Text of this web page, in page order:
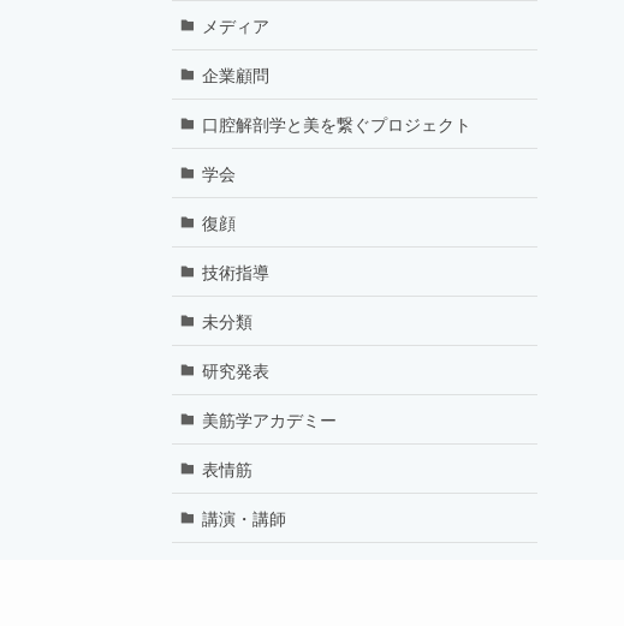
メディア
企業顧問
口腔解剖学と美を繋ぐプロジェクト
学会
復顔
技術指導
未分類
研究発表
美筋学アカデミー
表情筋
講演・講師